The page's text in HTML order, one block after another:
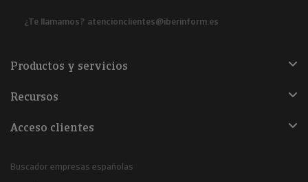
¿Te llamamos? atencionclientes@iberinform.es
Productos y servicios
Recursos
Acceso clientes
Buscador empresas españolas